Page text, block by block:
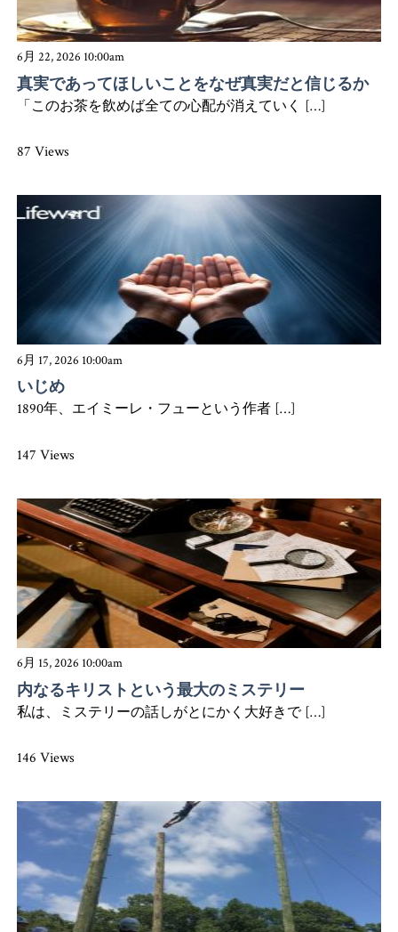
6月 22, 2026 10:00am
真実であってほしいことをなぜ真実だと信じるか
「このお茶を飲めば全ての心配が消えていく […]
87 Views
6月 17, 2026 10:00am
いじめ
1890年、エイミーレ・フューという作者 […]
147 Views
6月 15, 2026 10:00am
内なるキリストという最大のミステリー
私は、ミステリーの話しがとにかく大好きで […]
146 Views